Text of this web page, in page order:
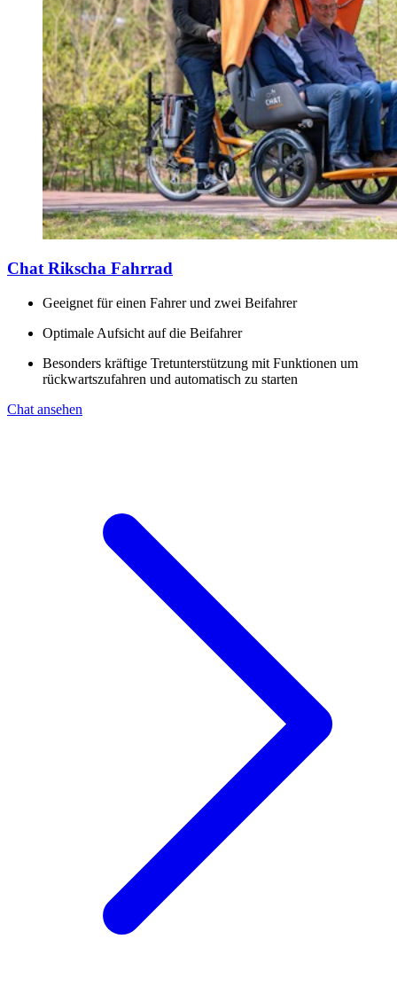
Chat Rikscha Fahrrad
Geeignet für einen Fahrer und zwei Beifahrer
Optimale Aufsicht auf die Beifahrer
Besonders kräftige Tretunterstützung mit Funktionen um
rückwartszufahren und automatisch zu starten
Chat ansehen